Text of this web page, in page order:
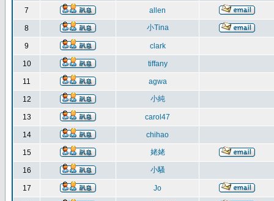
7 allen
8 小Tina
9 clark
10 tiffany
11 agwa
12 小純
13 carol47
14 chihao
15 姥姥
16 小騷
17 Jo